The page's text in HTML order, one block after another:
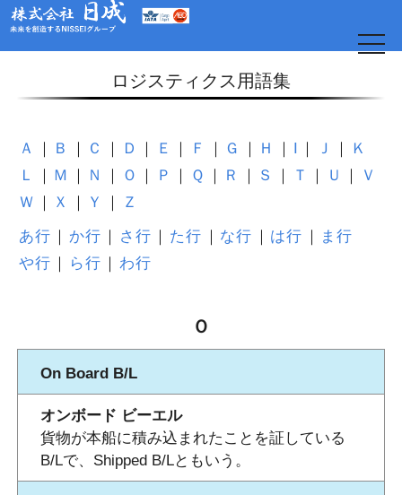
t
o
l
g
ロジスティクス用語集
Ａ Ｂ Ｃ Ｄ Ｅ Ｆ Ｇ Ｈ I Ｊ
Ｋ
Ｌ
Ｍ Ｎ Ｏ Ｐ Ｑ Ｒ Ｓ Ｔ Ｕ
Ｖ
Ｗ
Ｘ Ｙ Ｚ
あ行 か行 さ行 た行 な行 は行
ま行
や行
ら行 わ行
Ｏ
On Board B/L
オンボード ビーエル
貨物が本船に積み込まれたことを証している
B/Lで、Shipped B/Lともいう。